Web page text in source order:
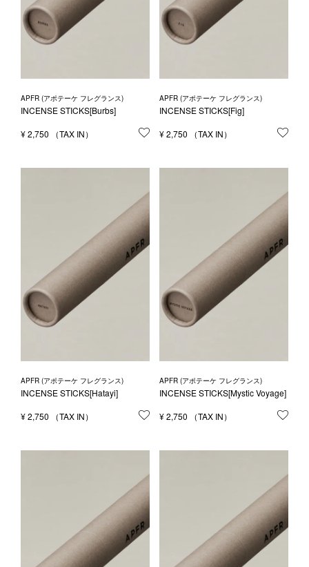
APFR (アポテーケ フレグランス)
INCENSE STICKS[Burbs]
¥2,750 お気に入りに登録する
APFR (アポテーケ フレグランス)
INCENSE STICKS[Fig]
¥2,750
APFR (アポテーケ フレグランス)
INCENSE STICKS[Hatayi]
¥2,750 お気に入りに登録する
APFR (アポテーケ フレグランス)
INCENSE STICKS[Mystic Voyage]
¥2,750